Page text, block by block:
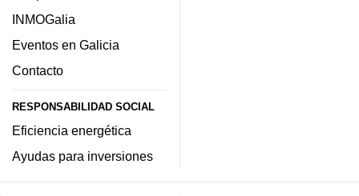
INMOGalia
Eventos en Galicia
Contacto
RESPONSABILIDAD SOCIAL
Eficiencia energética
Ayudas para inversiones